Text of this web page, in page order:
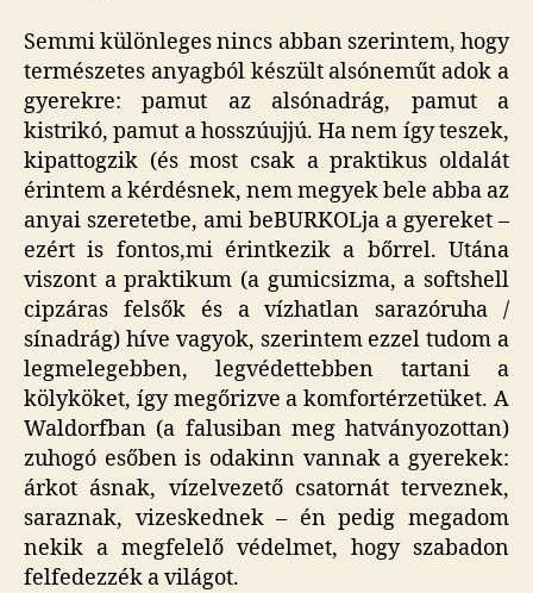
Semmi különleges nincs abban szerintem, hogy
természetes anyagból készült alsóneműt adok a
gyerekre: pamut az alsónadrág, pamut a
kistrikó, pamut a hosszúujjú. Ha nem így teszek,
kipattogzik (és most csak a praktikus oldalát
érintem a kérdésnek, nem megyek bele abba az
anyai szeretetbe, ami beBURKOLja a gyereket –
ezért is fontos,mi érintkezik a bőrrel. Utána
viszont a praktikum (a gumicsizma, a softshell
cipzáras felsők és a vízhatlan sarazóruha /
sínadrág) híve vagyok, szerintem ezzel tudom a
legmelegebben, legvédettebben tartani a
kölyköket, így megőrizve a komfortérzetüket. A
Waldorfban (a falusiban meg hatványozottan)
zuhogó esőben is odakinn vannak a gyerekek:
árkot ásnak, vízelvezető csatornát terveznek,
saraznak, vizeskednek – én pedig megadom
nekik a megfelelő védelmet, hogy szabadon
felfedezzék a világot.